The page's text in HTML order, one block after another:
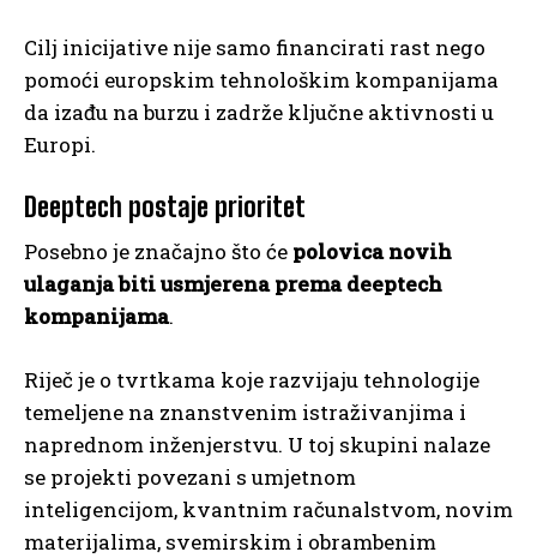
Cilj inicijative nije samo financirati rast nego
pomoći europskim tehnološkim kompanijama
da izađu na burzu i zadrže ključne aktivnosti u
Europi.
Deeptech postaje prioritet
Posebno je značajno što će polovica novih
ulaganja biti usmjerena prema deeptech
kompanijama.
Riječ je o tvrtkama koje razvijaju tehnologije
temeljene na znanstvenim istraživanjima i
naprednom inženjerstvu. U toj skupini nalaze
se projekti povezani s umjetnom
inteligencijom, kvantnim računalstvom, novim
materijalima, svemirskim i obrambenim